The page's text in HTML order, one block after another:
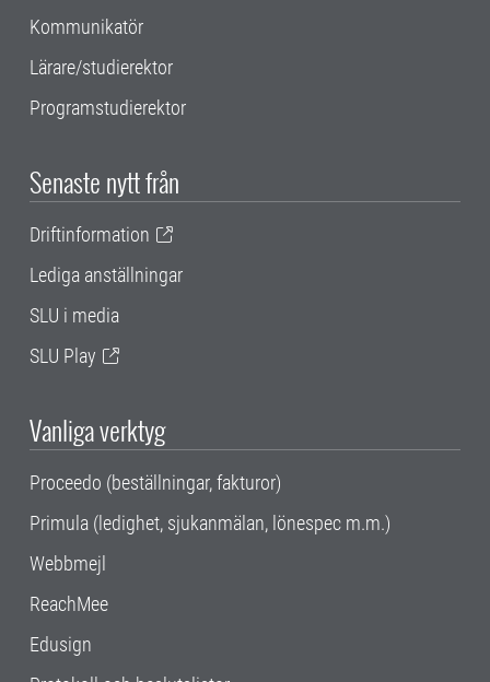
Kommunikatör
Lärare/studierektor
Programstudierektor
Senaste nytt från
Driftinformation
Lediga anställningar
SLU i media
SLU Play
Vanliga verktyg
Proceedo (beställningar, fakturor)
Primula (ledighet, sjukanmälan, lönespec m.m.)
Webbmejl
ReachMee
Edusign